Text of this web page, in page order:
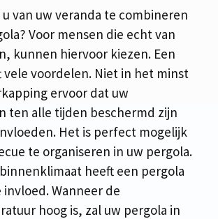
van uw veranda te combineren
Voor mensen die echt van
kunnen hiervoor kiezen. Een
vele voordelen. Niet in het minst
ervoor dat uw
ten alle tijden beschermd zijn
Het is perfect mogelijk
te organiseren in uw pergola.
heeft een pergola
Wanneer de
hoog is, zal uw pergola in